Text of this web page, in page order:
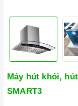
Máy hút khói,
SMART3